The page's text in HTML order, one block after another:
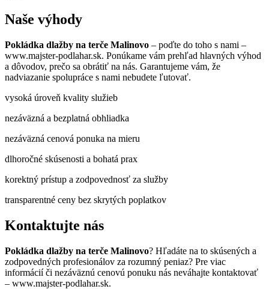
Naše výhody
Pokládka dlažby na terče Malinovo – poďte do toho s nami –
www.majster-podlahar.sk. Ponúkame vám prehľad hlavných výhod
a dôvodov, prečo sa obrátiť na nás. Garantujeme vám, že
nadviazanie spolupráce s nami nebudete ľutovať.
vysoká úroveň kvality služieb
nezáväzná a bezplatná obhliadka
nezáväzná cenová ponuka na mieru
dlhoročné skúsenosti a bohatá prax
korektný prístup a zodpovednosť za služby
transparentné ceny bez skrytých poplatkov
Kontaktujte nás
Pokládka dlažby na terče Malinovo? Hľadáte na to skúsených a
zodpovedných profesionálov za rozumný peniaz? Pre viac
informácií či nezáväznú cenovú ponuku nás neváhajte kontaktovať
– www.majster-podlahar.sk.